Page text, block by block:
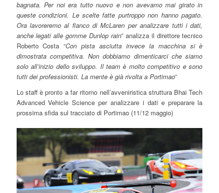
bagnata. Per noi era tutto nuovo e non avevamo mai girato in
queste condizioni. Le scelte fatte purtroppo non hanno pagato.
Ora lavoreremo al fianco di McLaren per analizzare tutti i dati,
anche legati alle gomme Dunlop rain” analizza il direttore tecnico
Roberto Costa “Con pista asciutta invece la macchina si è
dimostrata competitiva. Non dobbiamo dimenticarci che siamo
solo all’inizio dello sviluppo. Il team è molto competitivo e sono
tutti dei professionisti. La mente è già rivolta a Portimao”
Lo staff è pronto a far ritorno nell’avveniristica struttura Bhai Tech
Advanced Vehicle Science per analizzare i dati e preparare la
prossima sfida sul tracciato di Portimao (11/12 maggio)